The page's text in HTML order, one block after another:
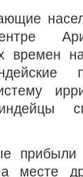
времен
месте